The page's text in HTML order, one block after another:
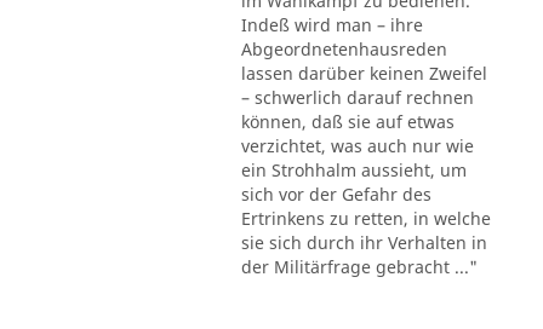
Indeß wird man – ihre
Abgeordnetenhausreden
lassen darüber keinen Zweifel
– schwerlich darauf rechnen
können, daß sie auf etwas
verzichtet, was auch nur wie
ein Strohhalm aussieht, um
sich vor der Gefahr des
Ertrinkens zu retten, in welche
sie sich durch ihr Verhalten in
der Militärfrage gebracht ..."